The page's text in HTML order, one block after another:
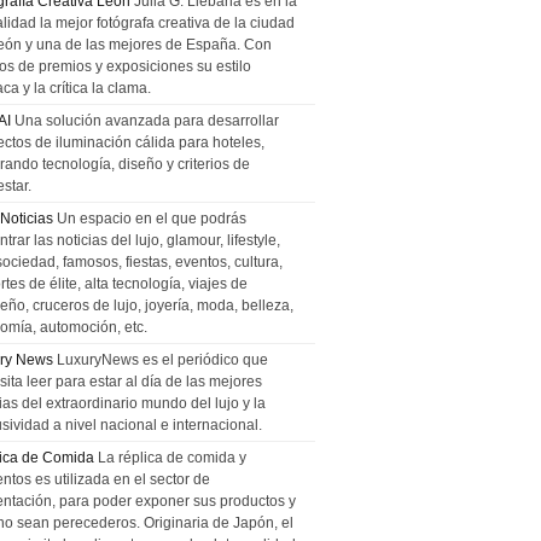
la mejor fotógrafa creativa de la ciudad
y una de las mejores de España. Con
de premios y exposiciones su estilo
y la crítica la clama.
Una solución avanzada para desarrollar
de iluminación cálida para hoteles,
tecnología, diseño y criterios de
Un espacio en el que podrás
las noticias del lujo, glamour, lifestyle,
famosos, fiestas, eventos, cultura,
de élite, alta tecnología, viajes de
cruceros de lujo, joyería, moda, belleza,
automoción, etc.
News LuxuryNews es el periódico que
leer para estar al día de las mejores
del extraordinario mundo del lujo y la
a nivel nacional e internacional.
de Comida La réplica de comida y
es utilizada en el sector de
para poder exponer sus productos y
sean perecederos. Originaria de Japón, el